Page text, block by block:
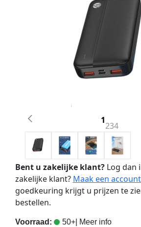
1
234
Bent u zakelijke klant?Log dan
zakelijke klant? Maak een
goedkeuring krijgt u prijzen te
bestellen.
Voorraad: 50+| Meer info